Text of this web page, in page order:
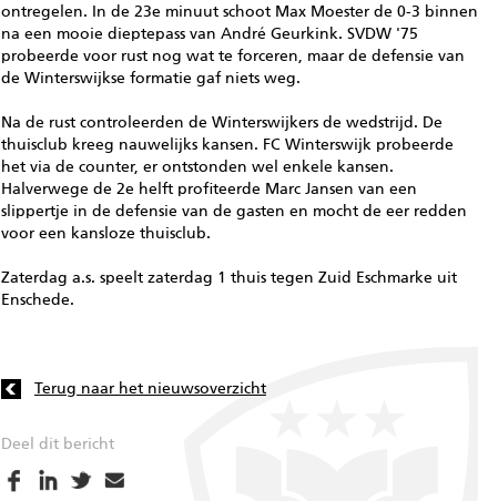
ontregelen. In de 23e minuut schoot Max Moester de 0-3 binnen
na een mooie dieptepass van André Geurkink. SVDW '75
probeerde voor rust nog wat te forceren, maar de defensie van
de Winterswijkse formatie gaf niets weg.
Na de rust controleerden de Winterswijkers de wedstrijd. De
thuisclub kreeg nauwelijks kansen. FC Winterswijk probeerde
het via de counter, er ontstonden wel enkele kansen.
Halverwege de 2e helft profiteerde Marc Jansen van een
slippertje in de defensie van de gasten en mocht de eer redden
voor een kansloze thuisclub.
Zaterdag a.s. speelt zaterdag 1 thuis tegen Zuid Eschmarke uit
Enschede.
Terug naar het nieuwsoverzicht
Deel dit bericht